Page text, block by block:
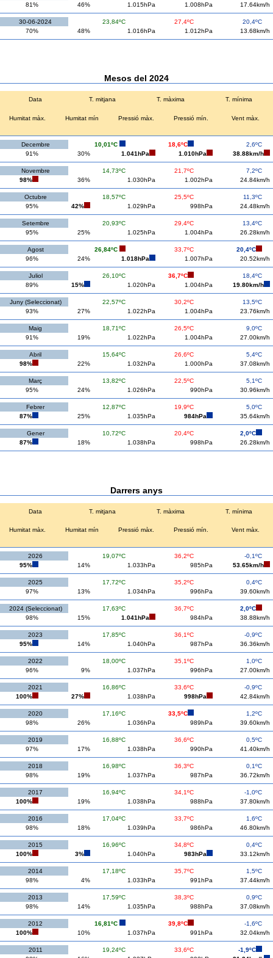
81%
46% 1.015hPa 1.008hPa 17.64km/h
30-06-2024 23,84ºC 27,4ºC
20,4ºC
70%
48% 1.016hPa 1.012hPa 13.68km/h
Mesos del 2024
Data T. mitjana T. màxima T. mínima
Humitat màx. Humitat mín Pressió màx. Pressió mín. Vent màx.
Decembre 10,01ºC 18,6ºC
2,6ºC
91%
30% 1.041hPa 1.010hPa 38.88km/h
Novembre 14,73ºC 21,7ºC
7,2ºC
98%
36% 1.030hPa 1.002hPa 24.84km/h
Octubre 18,57ºC 25,5ºC
11,3ºC
95%
42% 1.029hPa 998hPa 24.48km/h
Setembre 20,93ºC 29,4ºC
13,4ºC
95%
25% 1.025hPa 1.004hPa 26.28km/h
Agost 26,84ºC 33,7ºC
20,4ºC
96%
24% 1.018hPa 1.007hPa 20.52km/h
Juliol 26,10ºC 36,7ºC
18,4ºC
89%
15% 1.020hPa 1.004hPa 19.80km/h
Juny (Seleccionat) 22,57ºC 30,2ºC
13,5ºC
93%
27% 1.022hPa 1.004hPa 23.76km/h
Maig 18,71ºC 26,5ºC
9,0ºC
91%
19% 1.022hPa 1.004hPa 27.00km/h
Abril 15,64ºC 26,6ºC
5,4ºC
98%
22% 1.032hPa 1.000hPa 37.08km/h
Març 13,82ºC 22,5ºC
5,1ºC
95%
24% 1.026hPa 990hPa 30.96km/h
Febrer 12,87ºC 19,9ºC
5,0ºC
87%
25% 1.035hPa 984hPa 35.64km/h
Gener 10,72ºC 20,4ºC
2,0ºC
87%
18% 1.038hPa 998hPa 26.28km/h
Darrers anys
Data T. mitjana T. màxima T. mínima
Humitat màx. Humitat mín Pressió màx. Pressió mín. Vent màx.
2026 19,07ºC 36,2ºC
-0,1ºC
95%
14% 1.033hPa 985hPa 53.65km/h
2025 17,72ºC 35,2ºC
0,4ºC
97%
13% 1.034hPa 996hPa 39.60km/h
2024 (Seleccionat) 17,63ºC 36,7ºC
2,0ºC
98%
15% 1.041hPa 984hPa 38.88km/h
2023 17,85ºC 36,1ºC
-0,9ºC
95%
14% 1.040hPa 987hPa 36.36km/h
2022 18,00ºC 35,1ºC
1,0ºC
96%
9% 1.037hPa 996hPa 27.00km/h
2021 16,86ºC 33,6ºC
-0,9ºC
100%
27% 1.038hPa 998hPa 42.84km/h
2020 17,16ºC 33,5ºC
1,2ºC
98%
26% 1.036hPa 989hPa 39.60km/h
2019 16,88ºC 36,6ºC
0,5ºC
97%
17% 1.038hPa 990hPa 41.40km/h
2018 16,98ºC 36,3ºC
0,1ºC
98%
19% 1.037hPa 987hPa 36.72km/h
2017 16,94ºC 34,1ºC
-1,0ºC
100%
19% 1.038hPa 988hPa 37.80km/h
2016 17,04ºC 33,7ºC
1,6ºC
98%
18% 1.039hPa 986hPa 46.80km/h
2015 16,96ºC 34,8ºC
0,4ºC
100%
3% 1.040hPa 983hPa 33.12km/h
2014 17,18ºC 35,7ºC
1,5ºC
98%
4% 1.033hPa 991hPa 37.44km/h
2013 17,59ºC 38,3ºC
0,9ºC
98%
14% 1.035hPa 988hPa 37.08km/h
2012 16,81ºC 39,8ºC
-1,6ºC
100%
10% 1.037hPa 991hPa 32.04km/h
2011 19,24ºC 33,6ºC
-1,9ºC